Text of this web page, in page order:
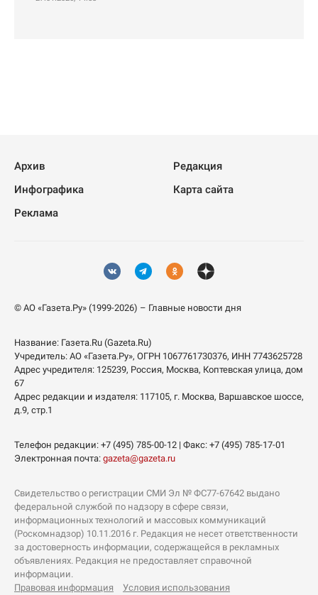
Архив
Редакция
Инфографика
Карта сайта
Реклама
© АО «Газета.Ру» (1999-2026) – Главные новости дня
Название: Газета.Ru (Gazeta.Ru)
Учредитель: АО «Газета.Ру», ОГРН 1067761730376, ИНН 7743625728
Адрес учредителя: 125239, Россия, Москва, Коптевская улица, дом
67
Адрес редакции и издателя: 117105, г. Москва, Варшавское шоссе,
д.9, стр.1
Телефон редакции: +7 (495) 785-00-12 | Факс: +7 (495) 785-17-01
Электронная почта: gazeta@gazeta.ru
Свидетельство о регистрации СМИ Эл № ФС77-67642 выдано
федеральной службой по надзору в сфере связи,
информационных технологий и массовых коммуникаций
(Роскомнадзор) 10.11.2016 г. Редакция не несет ответственности
за достоверность информации, содержащейся в рекламных
объявлениях. Редакция не предоставляет справочной
информации.
Правовая информация
Условия использования